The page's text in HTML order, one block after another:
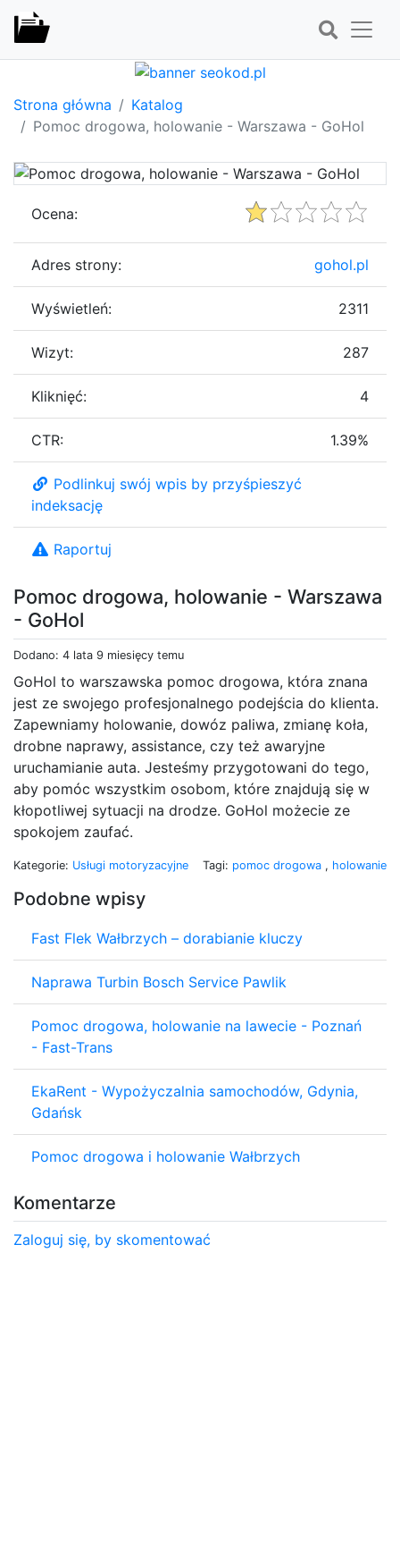
Strona główna
Katalog
Pomoc drogowa, holowanie - Warszawa - GoHol
Pomoc drogowa, holowanie - Warszawa
- GoHol
Dodano: 4 lata 9 miesięcy temu
GoHol to warszawska pomoc drogowa, która znana
jest ze swojego profesjonalnego podejścia do klienta.
Zapewniamy holowanie, dowóz paliwa, zmianę koła,
drobne naprawy, assistance, czy też awaryjne
uruchamianie auta. Jesteśmy przygotowani do tego,
aby pomóc wszystkim osobom, które znajdują się w
kłopotliwej sytuacji na drodze. GoHol możecie ze
spokojem zaufać.
Kategorie: Usługi motoryzacyjne Tagi: pomoc drogowa , holowanie
Podobne wpisy
Fast Flek Wałbrzych – dorabianie kluczy
Naprawa Turbin Bosch Service Pawlik
Pomoc drogowa, holowanie na lawecie - Poznań
- Fast-Trans
EkaRent - Wypożyczalnia samochodów, Gdynia,
Gdańsk
Pomoc drogowa i holowanie Wałbrzych
Komentarze
Zaloguj się, by skomentować
Ocena:
Adres strony: gohol.pl
Wyświetleń: 2311
Wizyt: 287
Kliknięć: 4
CTR: 1.39%
Podlinkuj swój wpis by przyśpieszyć
indeksację
Raportuj